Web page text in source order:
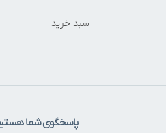
سبد خرید
پاسخگوی شما هستیم